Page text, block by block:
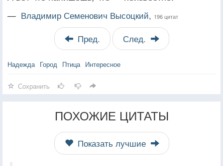
— Владимир Семенович Высоцкий, 196 цитат
Пред. След.
Надежда Город Птица Интересное
Сохранить
ПОХОЖИЕ ЦИТАТЫ
Показать лучшие